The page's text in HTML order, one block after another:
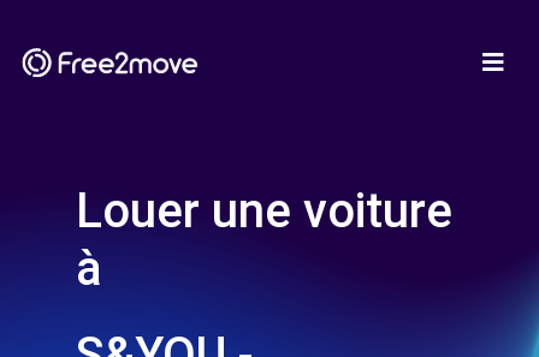
Louer une voiture
à